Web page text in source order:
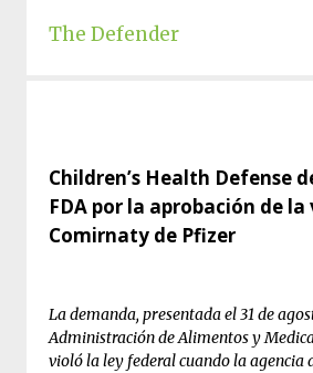
The Defender
Children’s Health Defense
FDA por la aprobación de la
Comirnaty de Pfizer
La demanda, presentada el 31 de
Administración de Alimentos y
violó la ley federal cuando la agencia